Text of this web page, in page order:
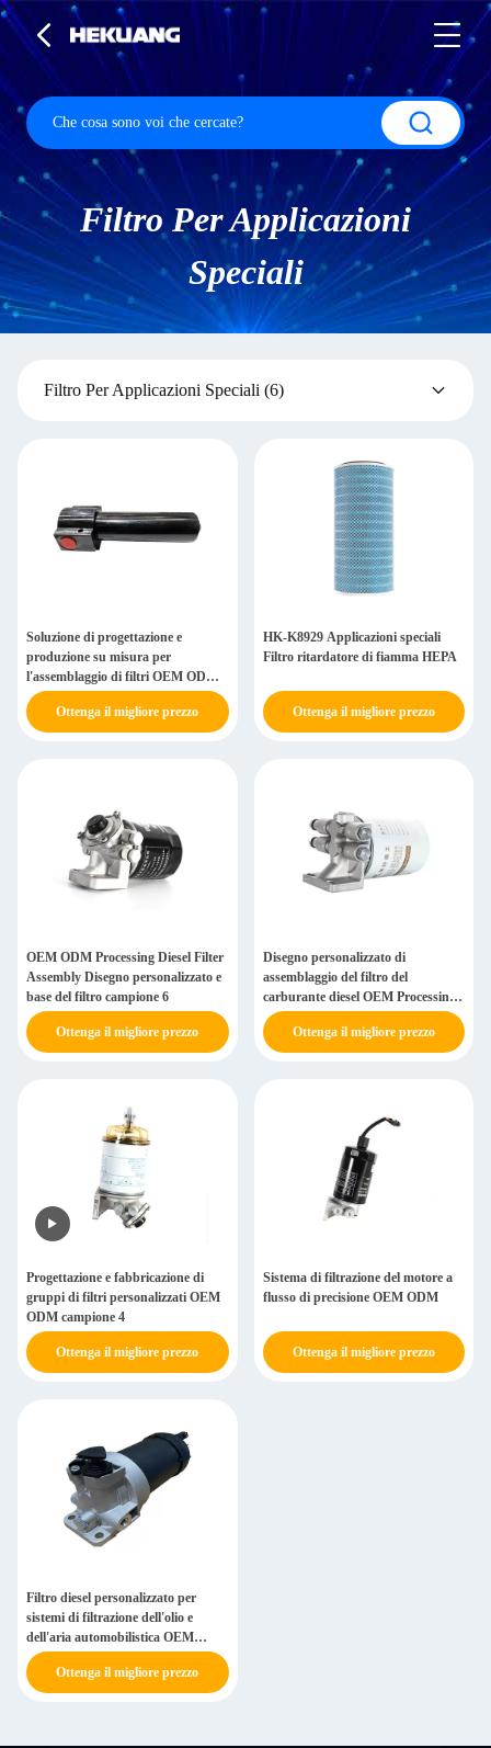
Filtro Per Applicazioni
Speciali
Filtro Per Applicazioni Speciali (6)
Soluzione di progettazione e
produzione su misura per
l'assemblaggio di filtri OEM ODM
Esempio 1
Ottenga il migliore prezzo
HK-K8929 Applicazioni speciali
Filtro ritardatore di fiamma HEPA
Ottenga il migliore prezzo
OEM ODM Processing Diesel Filter
Assembly Disegno personalizzato e
base del filtro campione 6
Ottenga il migliore prezzo
Disegno personalizzato di
assemblaggio del filtro del
carburante diesel OEM Processing
Filter Base Sample 5
Ottenga il migliore prezzo
Progettazione e fabbricazione di
gruppi di filtri personalizzati OEM
ODM campione 4
Ottenga il migliore prezzo
Sistema di filtrazione del motore a
flusso di precisione OEM ODM
Ottenga il migliore prezzo
Filtro diesel personalizzato per
sistemi di filtrazione dell'olio e
dell'aria automobilistica OEM
ODM
Ottenga il migliore prezzo